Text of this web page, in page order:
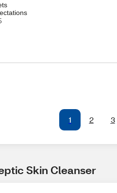
1 2 3
Skin Cleanser